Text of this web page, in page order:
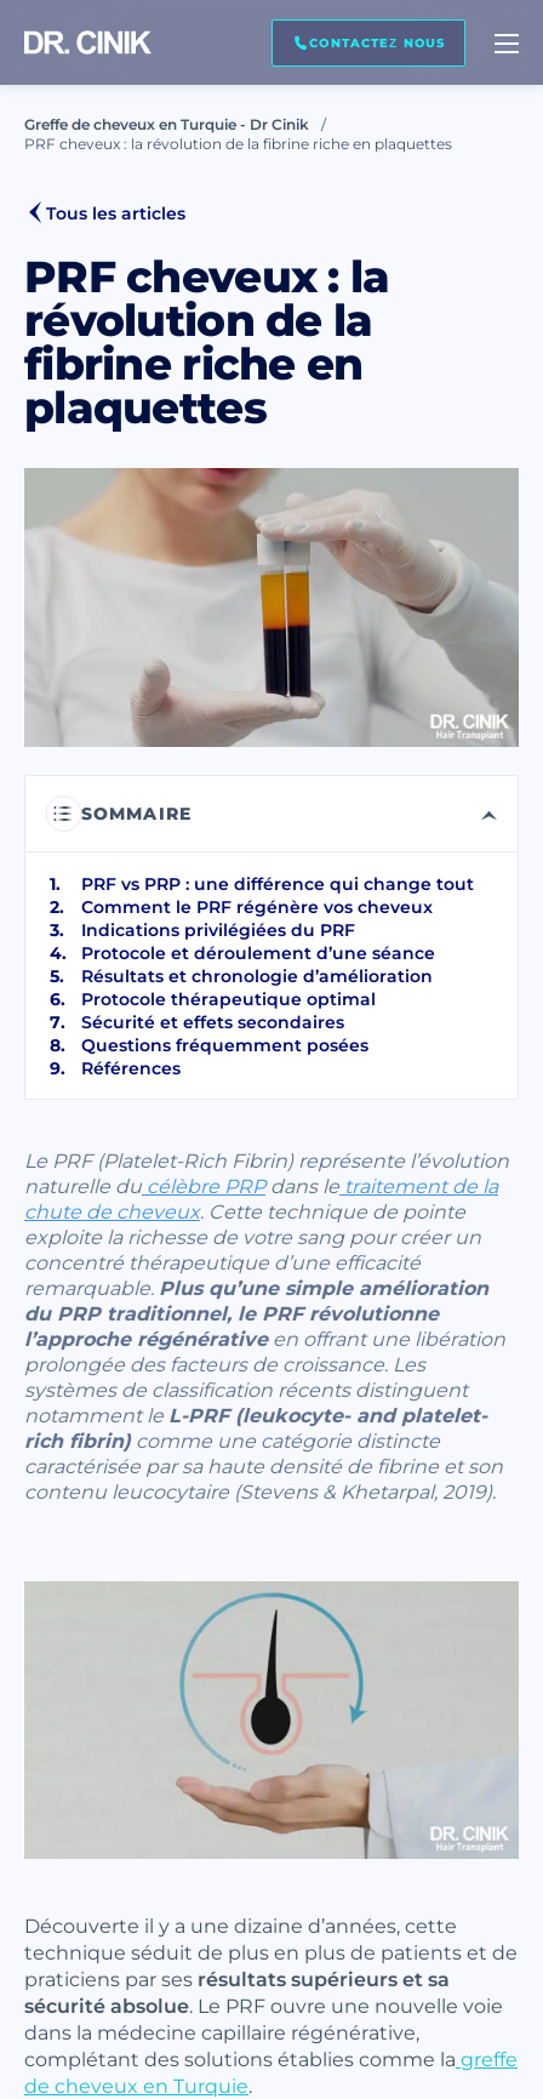
CONTACTEZ NOUS
RAPPELEZ MOI
Nom de famille *
Courriel *
politique de confidentialité.
Message Électronique Commercial
ENVOYER
Greffe de cheveux en Turquie - Dr Cinik
PRF cheveux : la révolution de la fibrine riche en plaquettes
Tous les articles
PRF cheveux : la
révolution de la
fibrine riche en
plaquettes
SOMMAIRE
PRF vs PRP : une différence qui change tout
Comment le PRF régénère vos cheveux
Indications privilégiées du PRF
Protocole et déroulement d’une séance
Résultats et chronologie d’amélioration
Protocole thérapeutique optimal
Sécurité et effets secondaires
Questions fréquemment posées
Références
Le PRF (Platelet-Rich Fibrin) représente l’évolution
naturelle du célèbre PRPdans le traitement de la
chute de cheveux. Cette technique de pointe
exploite la richesse de votre sang pour créer un
concentré thérapeutique d’une efficacité
remarquable. Plus qu’une simple amélioration
du PRP traditionnel, le PRF révolutionne
l’approche régénérativeen offrant une libération
prolongée des facteurs de croissance. Les
systèmes de classification récents distinguent
notamment le L-PRF (leukocyte- and platelet-
rich fibrin)comme une catégorie distincte
caractérisée par sa haute densité de fibrine et son
contenu leucocytaire (Stevens & Khetarpal, 2019).
Découverte il y a une dizaine d’années, cette
technique séduit de plus en plus de patients et de
praticiens par ses résultats supérieurs et sa
sécurité absolue. Le PRF ouvre une nouvelle voie
dans la médecine capillaire régénérative,
complétant des solutions établies comme la greffe
de cheveux en Turquie.